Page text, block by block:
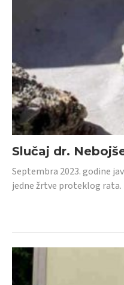
Slučaj dr.
Septembra 2023. godine
jedne žrtve proteklog